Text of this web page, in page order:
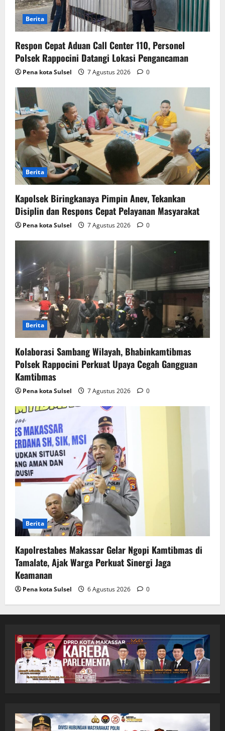
Berita
Respon Cepat Aduan Call Center 110, Personel
Polsek Rappocini Datangi Lokasi Pengancaman
Pena kota Sulsel 7 Agustus 2026 0
Berita
Kapolsek Biringkanaya Pimpin Anev, Tekankan
Disiplin dan Respons Cepat Pelayanan Masyarakat
Pena kota Sulsel 7 Agustus 2026 0
Berita
Kolaborasi Sambang Wilayah, Bhabinkamtibmas
Polsek Rappocini Perkuat Upaya Cegah Gangguan
Kamtibmas
Pena kota Sulsel 7 Agustus 2026 0
Berita
Kapolrestabes Makassar Gelar Ngopi Kamtibmas di
Tamalate, Ajak Warga Perkuat Sinergi Jaga
Keamanan
Pena kota Sulsel 6 Agustus 2026 0